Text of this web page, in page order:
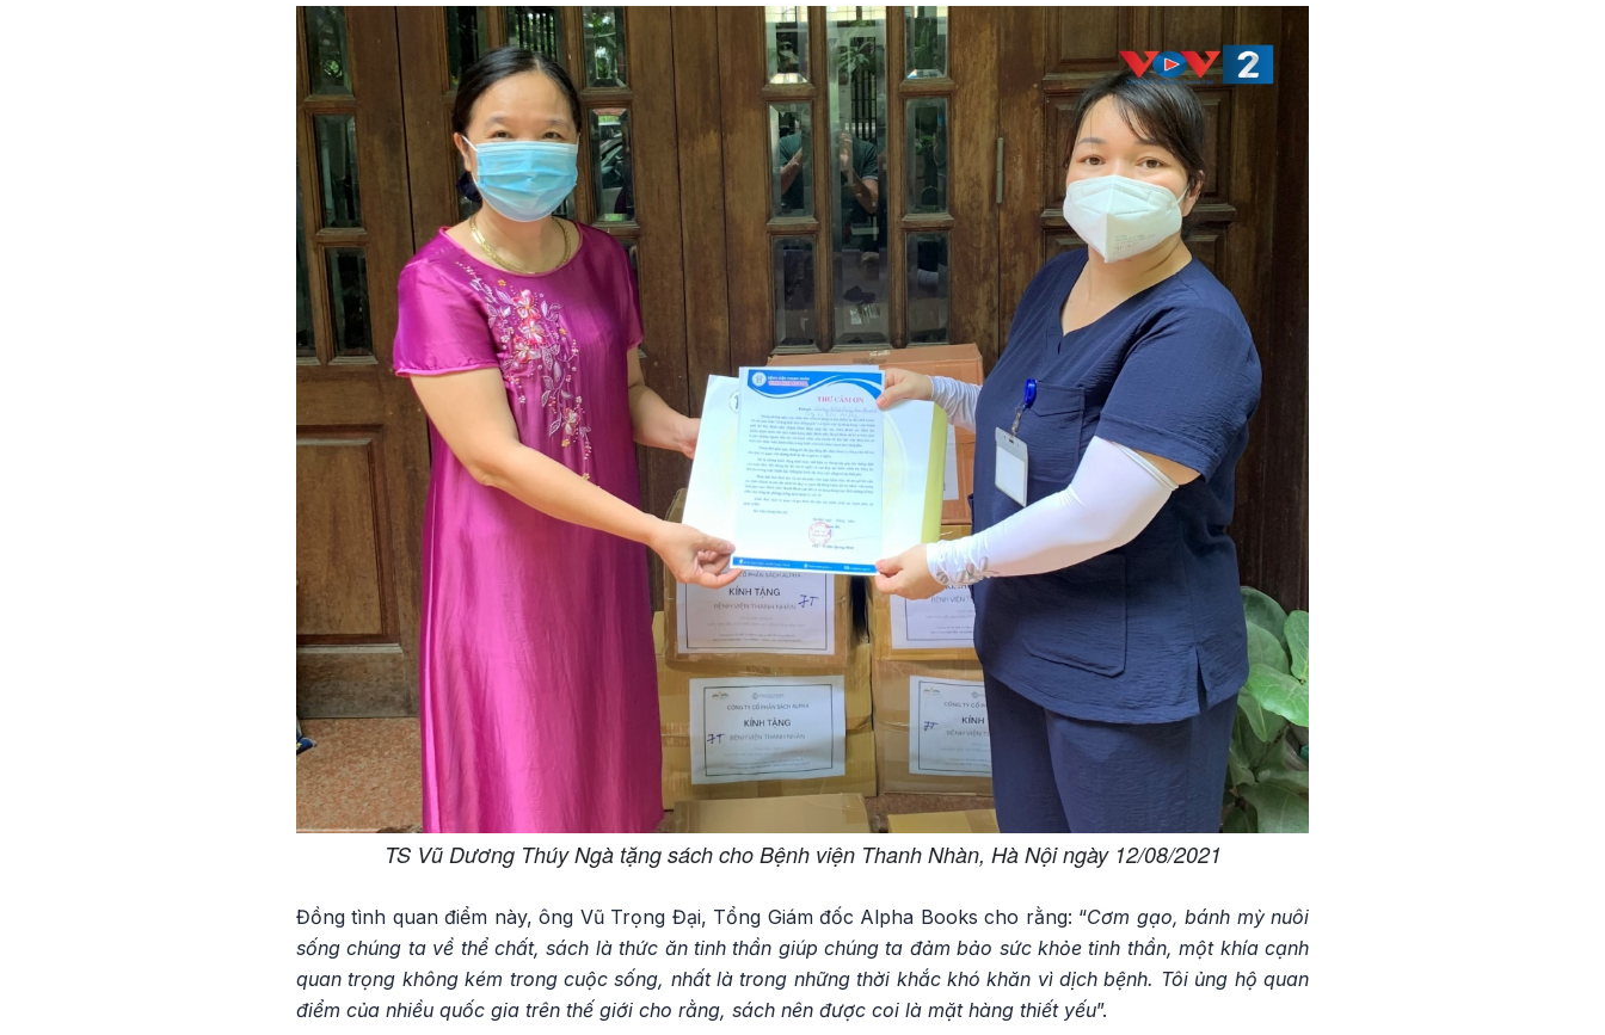
TS Vũ Dương Thúy Ngà tặng sách cho Bệnh viện Thanh Nhàn, Hà Nội ngày 12/08/2021
Đồng tình quan điểm này, ông Vũ Trọng Đại, Tổng Giám đốc Alpha Books cho rằng: “Cơm gạo, bánh mỳ nuôi
sống chúng ta về thể chất, sách là thức ăn tinh thần giúp chúng ta đảm bảo sức khỏe tinh thần, một khía cạnh
quan trọng không kém trong cuộc sống, nhất là trong những thời khắc khó khăn vì dịch bệnh. Tôi ủng hộ quan
điểm của nhiều quốc gia trên thế giới cho rằng, sách nên được coi là mặt hàng thiết yếu”.